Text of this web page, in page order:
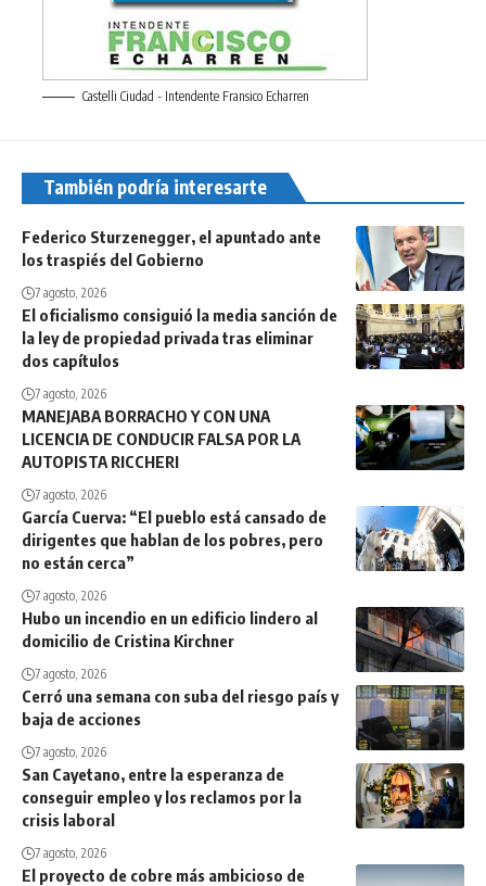
Castelli Ciudad - Intendente Fransico Echarren
También podría interesarte
Federico Sturzenegger, el apuntado ante
los traspiés del Gobierno
7 agosto, 2026
El oficialismo consiguió la media sanción de
la ley de propiedad privada tras eliminar
dos capítulos
7 agosto, 2026
MANEJABA BORRACHO Y CON UNA
LICENCIA DE CONDUCIR FALSA POR LA
AUTOPISTA RICCHERI
7 agosto, 2026
García Cuerva: “El pueblo está cansado de
dirigentes que hablan de los pobres, pero
no están cerca”
7 agosto, 2026
Hubo un incendio en un edificio lindero al
domicilio de Cristina Kirchner
7 agosto, 2026
Cerró una semana con suba del riesgo país y
baja de acciones
7 agosto, 2026
San Cayetano, entre la esperanza de
conseguir empleo y los reclamos por la
crisis laboral
7 agosto, 2026
El proyecto de cobre más ambicioso de